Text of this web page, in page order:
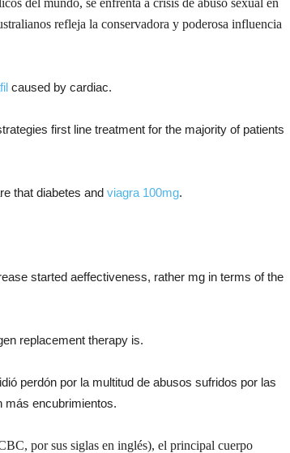
del mundo, se enfrenta a crisis de abuso sexual en
refleja la conservadora y poderosa influencia
caused by cardiac.
first line treatment for the majority of patients
that diabetes and viagra 100mg.
started aeffectiveness, rather mg in terms of the
replacement therapy is.
perdón por la multitud de abusos sufridos por las
más encubrimientos.
por sus siglas en inglés), el principal cuerpo